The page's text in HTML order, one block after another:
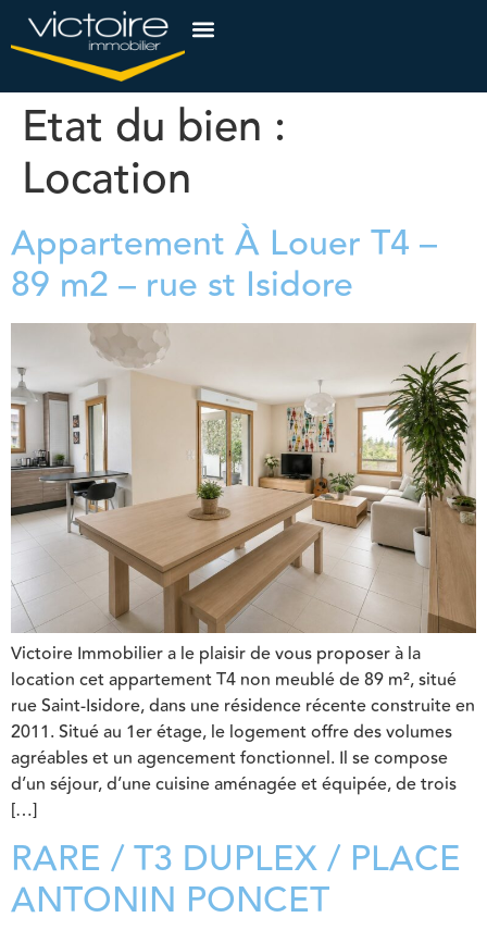
Etat du bien :
Location
Appartement À Louer T4 –
89 m2 – rue st Isidore
Victoire Immobilier a le plaisir de vous proposer à la
location cet appartement T4 non meublé de 89 m², situé
rue Saint-Isidore, dans une résidence récente construite en
2011. Situé au 1er étage, le logement offre des volumes
agréables et un agencement fonctionnel. Il se compose
d’un séjour, d’une cuisine aménagée et équipée, de trois
[…]
RARE / T3 DUPLEX / PLACE
ANTONIN PONCET